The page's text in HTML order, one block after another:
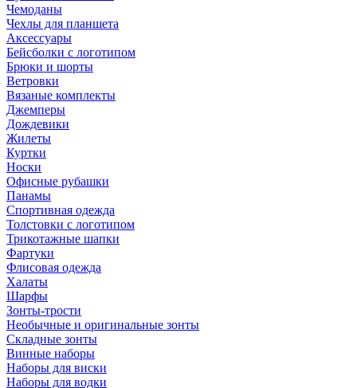
Чемоданы
Чехлы для планшета
Аксессуары
Бейсболки с логотипом
Брюки и шорты
Ветровки
Вязаные комплекты
Джемперы
Дождевики
Жилеты
Куртки
Носки
Офисные рубашки
Панамы
Спортивная одежда
Толстовки с логотипом
Трикотажные шапки
Фартуки
Флисовая одежда
Халаты
Шарфы
Зонты-трости
Необычные и оригинальные зонты
Складные зонты
Винные наборы
Наборы для виски
Наборы для водки